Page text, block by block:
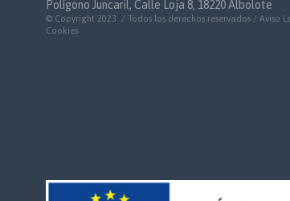
Polígono Juncaril, Calle Loja 8, 18220 Albolote
© Copyright 2023. / Todos los derechos reservados / Aviso
Cookies